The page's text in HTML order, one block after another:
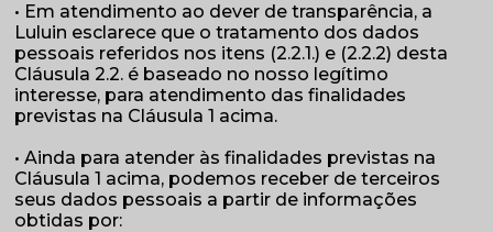
• Em atendimento ao dever de transparência, a
Luluin esclarece que o tratamento dos dados
pessoais referidos nos itens (2.2.1.) e (2.2.2) desta
Cláusula 2.2. é baseado no nosso legítimo
interesse, para atendimento das finalidades
previstas na Cláusula 1 acima.
• Ainda para atender às finalidades previstas na
Cláusula 1 acima, podemos receber de terceiros
seus dados pessoais a partir de informações
obtidas por: